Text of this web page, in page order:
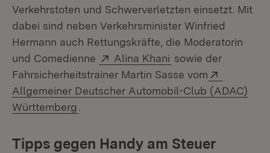
Verkehrstoten und Schwerverletzten einsetzt. Mit
dabei sind neben Verkehrsminister Winfried
Hermann auch Rettungskräfte, die Moderatorin
und Comedienne
Extern:
Alina Khani (Öffnet in neuem
sowie der
Fahrsicherheitstrainer Martin Sasse vom
Allgemeiner Deutscher Automobil-Club (ADAC)
Württemberg
Tipps gegen Handy am Steuer